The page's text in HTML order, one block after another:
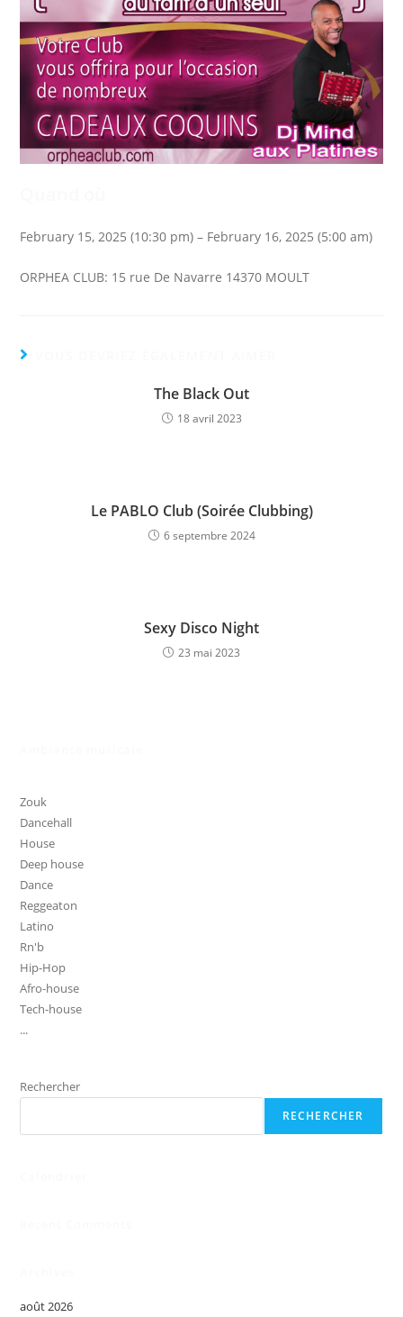
February 15, 2025 (10:30 pm) – February 16, 2025 (5:00 am)
ORPHEA CLUB: 15 rue De Navarre 14370 MOULT
The Black Out
18 avril 2023
Le PABLO Club (Soirée Clubbing)
6 septembre 2024
Sexy Disco Night
23 mai 2023
Zouk
Dancehall
House
Deep house
Dance
Reggeaton
Latino
Rn'b
Hip-Hop
Afro-house
Tech-house
...
Rechercher
RECHERCHER
août 2026